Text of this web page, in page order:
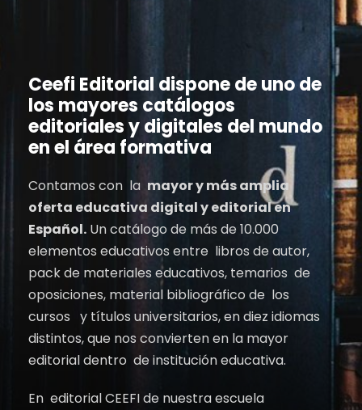
Ceefi Editorial dispone de uno de
los mayores catálogos
editoriales y digitales del mundo
en el área formativa
Contamos con la mayor y más amplia
oferta educativa digital y editorial en
Español. Un catálogo de más de 10.000
elementos educativos entre libros de autor,
pack de materiales educativos, temarios de
oposiciones, material bibliográfico de los
cursos y títulos universitarios, en diez idiomas
distintos, que nos convierten en la mayor
editorial dentro de institución educativa.
En editorial CEEFI de nuestra escuela